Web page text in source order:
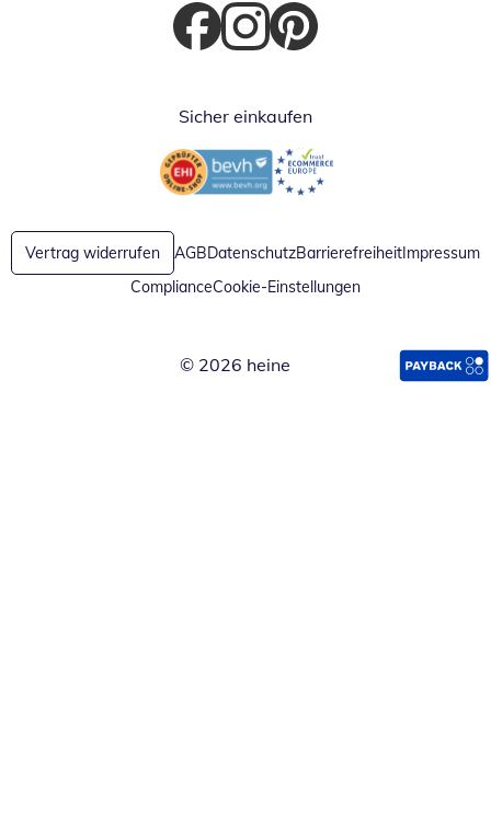
Öffnet in neuem Fenster
Öffnet in neuem Fenster
Öffnet in neuem Fenster
Sicher einkaufen
Öffnet in neuem FensterÖffnet in neuem Fenster
Vertrag widerrufen AGBDatenschutzBarrierefreiheitImpressum
ComplianceCookie-Einstellungen
© 2026 heine